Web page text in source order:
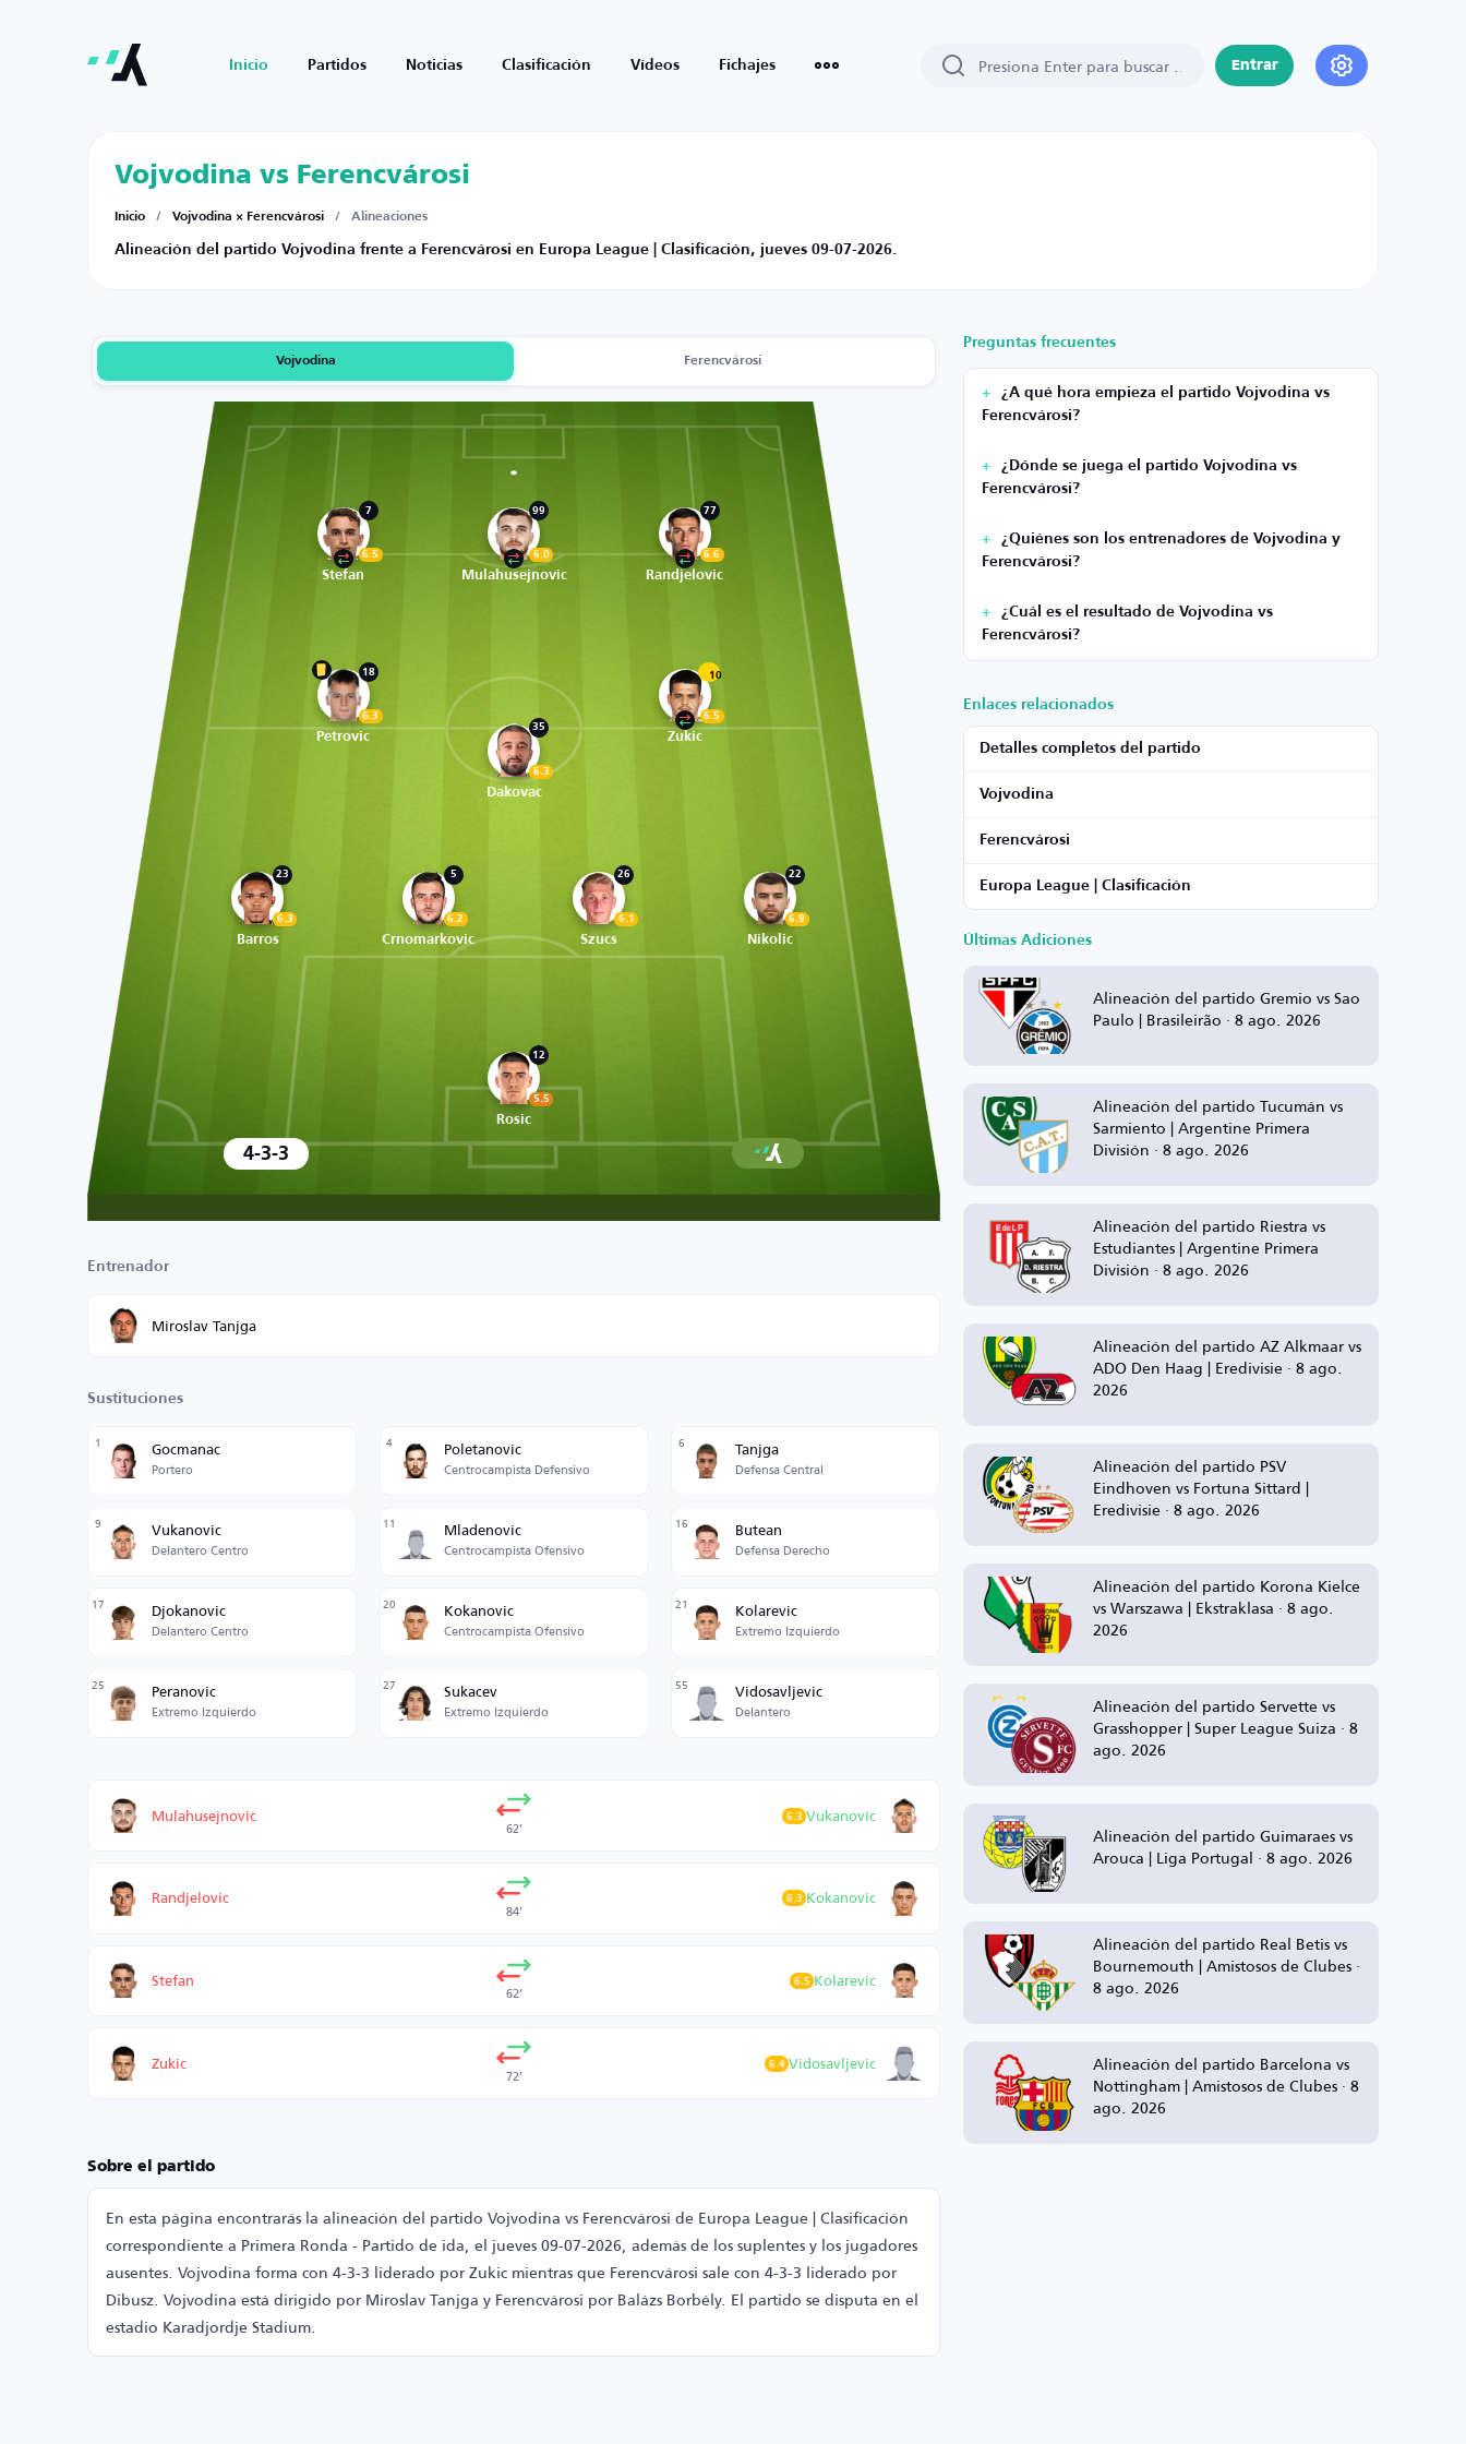
Inicio Partidos Noticias Clasificación Vídeos Fichajes Entrar
Vojvodina vs Ferencvárosi
Inicio / Vojvodina × Ferencvárosi / Alineaciones
Alineación del partido Vojvodina frente a Ferencvárosi en Europa League | Clasificación, jueves 09-07-2026.
Vojvodina Ferencvárosi
7
6.5
Stefan
99
6.0
Mulahusejnovic
77
6.6
Randjelovic
18
6.3
Petrovic
35
6.3
Dakovac
10
6.5
Zukic
23
6.3
Barros
5
6.2
Crnomarkovic
26
6.1
Szucs
22
6.9
Nikolic
12
5.5
Rosic
4-3-3
Entrenador
Miroslav Tanjga
Sustituciones
1 Gocmanac
Portero
4 Poletanovic
Centrocampista Defensivo
6 Tanjga
Defensa Central
9 Vukanovic
Delantero Centro
11 Mladenovic
Centrocampista Ofensivo
16 Butean
Defensa Derecho
17 Djokanovic
Delantero Centro
20 Kokanovic
Centrocampista Ofensivo
21 Kolarevic
Extremo Izquierdo
25 Peranovic
Extremo Izquierdo
27 Sukacev
Extremo Izquierdo
55 Vidosavljevic
Delantero
Mulahusejnovic 62’ Vukanovic
6.3
Randjelovic 84’ Kokanovic
6.3
Stefan 62’ Kolarevic
6.5
Zukic 72’ Vidosavljevic
6.4
Sobre el partido
En esta página encontrarás la alineación del partido Vojvodina vs Ferencvárosi de Europa League | Clasificación
correspondiente a Primera Ronda - Partido de ida, el jueves 09-07-2026, además de los suplentes y los jugadores
ausentes. Vojvodina forma con 4-3-3 liderado por Zukic mientras que Ferencvárosi sale con 4-3-3 liderado por
Dibusz. Vojvodina está dirigido por Miroslav Tanjga y Ferencvárosi por Balázs Borbély. El partido se disputa en el
estadio Karadjordje Stadium.
Preguntas frecuentes
¿A qué hora empieza el partido Vojvodina vs
Ferencvárosi?
¿Dónde se juega el partido Vojvodina vs
Ferencvárosi?
¿Quiénes son los entrenadores de Vojvodina y
Ferencvárosi?
¿Cuál es el resultado de Vojvodina vs
Ferencvárosi?
Enlaces relacionados
Detalles completos del partido
Vojvodina
Ferencvárosi
Europa League | Clasificación
Últimas Adiciones
Alineación del partido Gremio vs Sao
Paulo | Brasileirão · 8 ago. 2026
Alineación del partido Tucumán vs
Sarmiento | Argentine Primera
División · 8 ago. 2026
Alineación del partido Riestra vs
Estudiantes | Argentine Primera
División · 8 ago. 2026
Alineación del partido AZ Alkmaar vs
ADO Den Haag | Eredivisie · 8 ago.
2026
Alineación del partido PSV
Eindhoven vs Fortuna Sittard |
Eredivisie · 8 ago. 2026
Alineación del partido Korona Kielce
vs Warszawa | Ekstraklasa · 8 ago.
2026
Alineación del partido Servette vs
Grasshopper | Super League Suiza · 8
ago. 2026
Alineación del partido Guimaraes vs
Arouca | Liga Portugal · 8 ago. 2026
Alineación del partido Real Betis vs
Bournemouth | Amistosos de Clubes ·
8 ago. 2026
Alineación del partido Barcelona vs
Nottingham | Amistosos de Clubes · 8
ago. 2026